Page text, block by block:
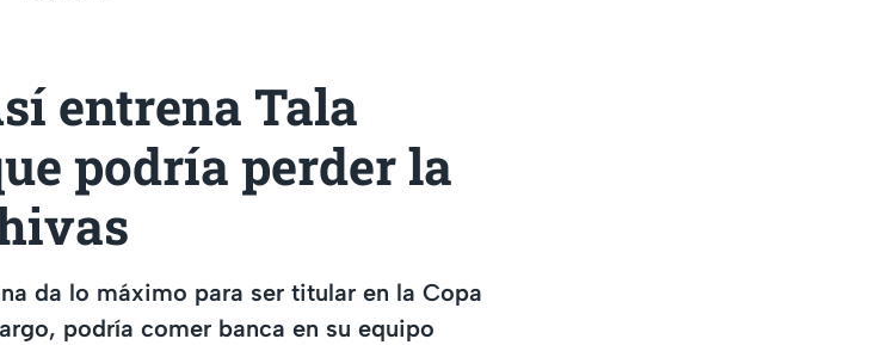
entrena Tala
podría perder la
da lo máximo para ser titular en la Copa
podría comer banca en su equipo